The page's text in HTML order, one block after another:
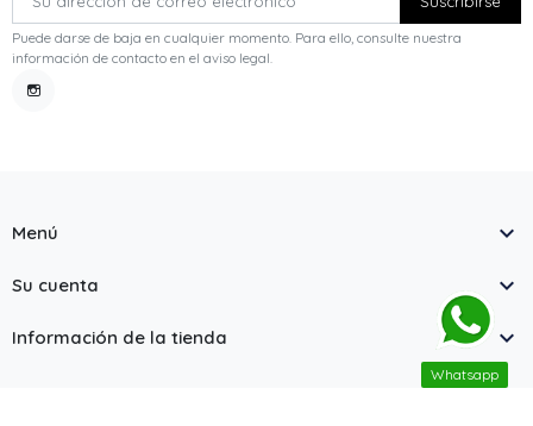
Puede darse de baja en cualquier momento. Para ello, consulte nuestra
información de contacto en el aviso legal.
Menú 
Su cuenta 
Información de la tienda 
Whatsapp